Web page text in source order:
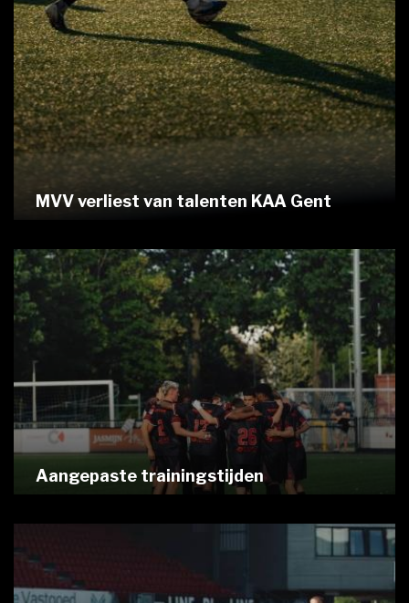
MVV verliest van talenten KAA Gent
Aangepaste trainingstijden